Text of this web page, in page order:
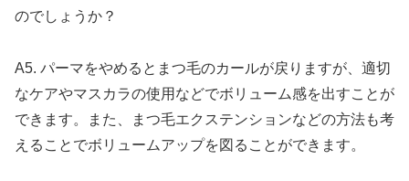
のでしょうか？
A5. パーマをやめるとまつ毛のカールが戻りますが、適切
なケアやマスカラの使用などでボリューム感を出すことが
できます。また、まつ毛エクステンションなどの方法も考
えることでボリュームアップを図ることができます。